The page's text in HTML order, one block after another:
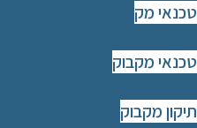
מק
מקבוק
מקבוק